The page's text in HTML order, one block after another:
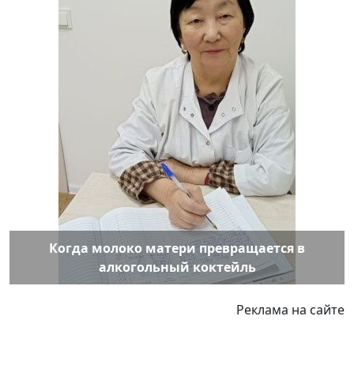
Когда молоко матери превращается в
алкогольный коктейль
Реклама на сайте